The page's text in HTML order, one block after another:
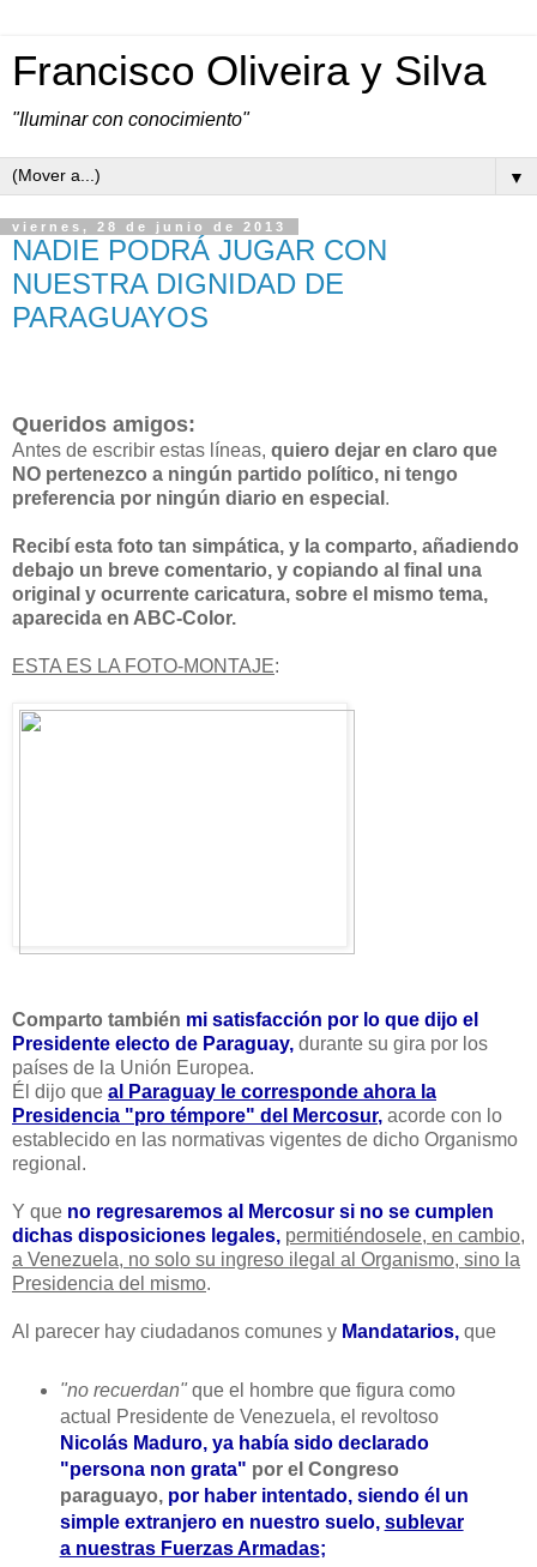
Francisco Oliveira y Silva
"Iluminar con conocimiento"
▼
viernes, 28 de junio de 2013
NADIE PODRÁ JUGAR CON
NUESTRA DIGNIDAD DE
PARAGUAYOS
Queridos amigos:
Antes de escribir estas líneas, quiero dejar en claro que
NO pertenezco a ningún partido político, ni tengo
preferencia por ningún diario en especial .
Recibí esta foto tan simpática, y la comparto, añadiendo
debajo un breve comentario, y copiando al final una
original y ocurrente caricatura, sobre el mismo tema,
aparecida en ABC-Color.
ESTA ES LA FOTO-MONTAJE:
Comparto también mi satisfacción por lo que dijo el
Presidente electo de Paraguay, durante su gira por los
países de la Unión Europea.
Él dijo que al Paraguay le corresponde ahora la
Presidencia "pro témpore" del Mercosur, acorde con lo
establecido en las normativas vigentes de dicho Organismo
regional.
Y que no regresaremos al Mercosur si no se cumplen
dichas disposiciones legales, permitiéndosele, en cambio,
a Venezuela, no solo su ingreso ilegal al Organismo, sino la
Presidencia del mismo.
Al parecer hay ciudadanos comunes y Mandatarios, que
"no recuerdan"que el hombre que figura como
actual Presidente de Venezuela, el revoltoso
Nicolás Maduro, ya había sido declarado
"persona non grata" por el Congreso
paraguayo, por haber intentado, siendo él un
simple extranjero en nuestro suelo, sublevar
a nuestras Fuerzas Armadas;